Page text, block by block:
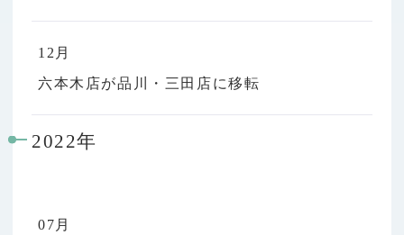
12月
六本木店が品川・三田店に移転
2022年
07月